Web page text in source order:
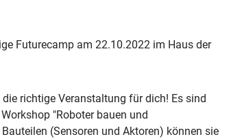
Futurecamp am 22.10.2022 im Haus der
richtige Veranstaltung für dich! Es sind
"Roboter bauen und
(Sensoren und Aktoren) können sie